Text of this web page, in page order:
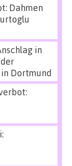
Dahmen
in
Dortmund